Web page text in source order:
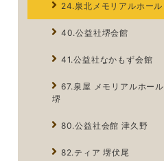
24.泉北メモリアルホール
40.公益社堺会館
41.公益社なかもず会館
67.泉屋 メモリアルホール
堺
80.公益社会館 津久野
82.ティア 堺伏尾